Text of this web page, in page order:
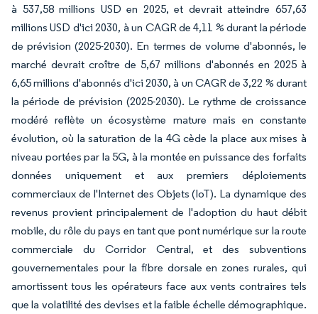
à 537,58 millions USD en 2025, et devrait atteindre 657,63
millions USD d'ici 2030, à un CAGR de 4,11 % durant la période
de prévision (2025-2030). En termes de volume d'abonnés, le
marché devrait croître de 5,67 millions d'abonnés en 2025 à
6,65 millions d'abonnés d'ici 2030, à un CAGR de 3,22 % durant
la période de prévision (2025-2030). Le rythme de croissance
modéré reflète un écosystème mature mais en constante
évolution, où la saturation de la 4G cède la place aux mises à
niveau portées par la 5G, à la montée en puissance des forfaits
données uniquement et aux premiers déploiements
commerciaux de l'Internet des Objets (IoT). La dynamique des
revenus provient principalement de l'adoption du haut débit
mobile, du rôle du pays en tant que pont numérique sur la route
commerciale du Corridor Central, et des subventions
gouvernementales pour la fibre dorsale en zones rurales, qui
amortissent tous les opérateurs face aux vents contraires tels
que la volatilité des devises et la faible échelle démographique.